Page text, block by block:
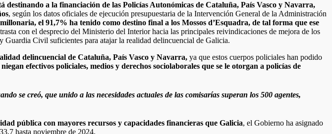
destinando a la financiación de las Policías Autonómicas de Cataluña, País Vasco y Navarra,
, según los datos oficiales de ejecución presupuestaria de la Intervención General de la Administración
el 91,7% ha tenido como destino final a los Mossos d’Esquadra, de tal forma que ese
con el desprecio del Ministerio del Interior hacia las principales reivindicaciones de mejora de los
Guardia Civil suficientes para atajar la realidad delincuencial de Galicia.
delincuencial de Cataluña, País Vasco y Navarra, ya que estos cuerpos policiales han podido
niegan efectivos policiales, medios y derechos sociolaborales que se le otorgan a policías de
se creó, que unido a las necesidades actuales de las comisarías superan los 500 agentes,
pública con mayores recursos y capacidades financieras que Galicia, el Gobierno ha asignado
hasta noviembre de 2024.